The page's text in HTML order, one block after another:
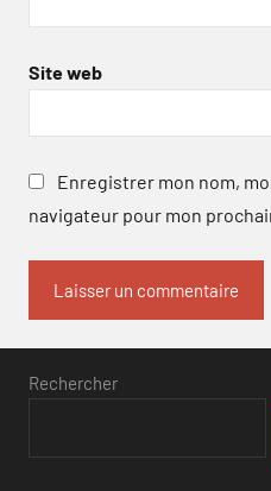
Site web
Enregistrer mon nom,
navigateur pour mon
Rechercher